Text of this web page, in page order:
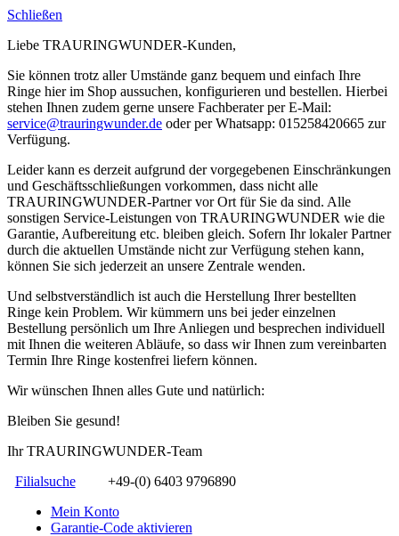
Schließen
Liebe TRAURINGWUNDER-Kunden,
Sie können trotz aller Umstände ganz bequem und einfach Ihre
Ringe hier im Shop aussuchen, konfigurieren und bestellen. Hierbei
stehen Ihnen zudem gerne unsere Fachberater per E-Mail:
service@trauringwunder.de oder per Whatsapp: 015258420665 zur
Verfügung.
Leider kann es derzeit aufgrund der vorgegebenen Einschränkungen
und Geschäftsschließungen vorkommen, dass nicht alle
TRAURINGWUNDER-Partner vor Ort für Sie da sind. Alle
sonstigen Service-Leistungen von TRAURINGWUNDER wie die
Garantie, Aufbereitung etc. bleiben gleich. Sofern Ihr lokaler Partner
durch die aktuellen Umstände nicht zur Verfügung stehen kann,
können Sie sich jederzeit an unsere Zentrale wenden.
Und selbstverständlich ist auch die Herstellung Ihrer bestellten
Ringe kein Problem. Wir kümmern uns bei jeder einzelnen
Bestellung persönlich um Ihre Anliegen und besprechen individuell
mit Ihnen die weiteren Abläufe, so dass wir Ihnen zum vereinbarten
Termin Ihre Ringe kostenfrei liefern können.
Wir wünschen Ihnen alles Gute und natürlich:
Bleiben Sie gesund!
Ihr TRAURINGWUNDER-Team
Filialsuche
+49-(0) 6403 9796890
Mein Konto
Garantie-Code aktivieren